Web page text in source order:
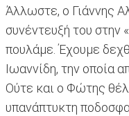
Άλλωστε, ο Γιάννης
συνέντευξή του στην
πουλάμε. Έχουμε
Ιωαννίδη, την οποία
Ούτε και ο Φώτης
υπανάπτυκτη